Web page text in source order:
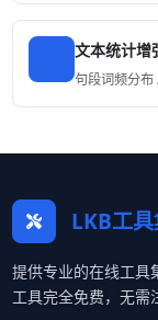
文本统计增
句段词频分
LKB工
提供专业的在线工具
工具完全免费，无需